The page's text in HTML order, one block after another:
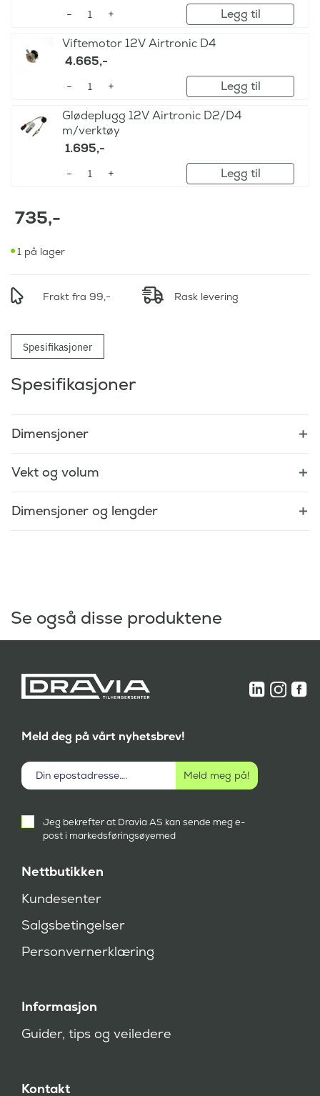
Legg til
Viftemotor 12V Airtronic D4
4.665,-
Legg til
Glødeplugg 12V Airtronic D2/D4
m/verktøy
1.695,-
Legg til
735,-
1 på lager
Frakt fra 99,- Rask levering
Spesifikasjoner
Spesifikasjoner
Dimensjoner
Vekt og volum
Dimensjoner og lengder
Se også disse produktene
Nettbutikken
Kundesenter
Salgsbetingelser
Personvernerklæring
Informasjon
Guider, tips og veiledere
Meld deg på vårt nyhetsbrev!
samtykke
k
e
d
Jeg bekrefter at Dravia AS kan sende meg e-
post i markedsføringsøyemed
Kontakt